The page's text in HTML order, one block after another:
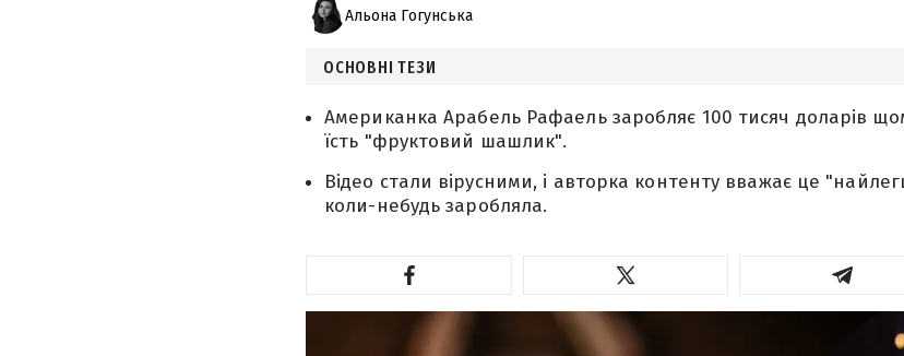
Альона Гогунська
ОСНОВНІ ТЕЗИ
Американка Арабель Рафаель заробляє 100 тисяч доларів
їсть "фруктовий шашлик".
Відео стали вірусними, і авторка контенту вважає це
коли-небудь заробляла.